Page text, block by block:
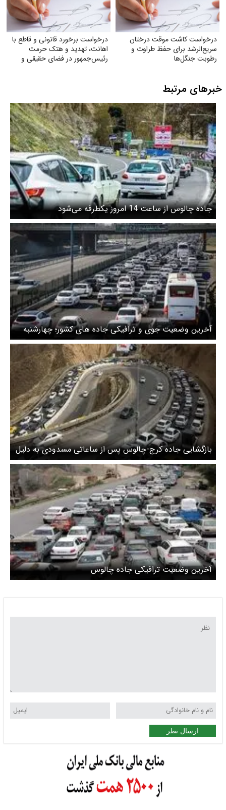
درخواست کاشت موقت درختان
سریع‌الرشد برای حفظ طراوت و
رطوبت جنگل‌ها
درخواست برخورد قانونی و قاطع با
اهانت، تهدید و هتک حرمت
رئیس‌جمهور در فضای حقیقی و
خبرهای مرتبط
جاده چالوس از ساعت 14 امروز یکطرفه می‌شود
آخرین وضعیت جوی و ترافیکی جاده های کشور؛ چهارشنبه
۲۴ بهمن
بازگشایی جاده کرج-چالوس پس از ساعاتی مسدودی به دلیل
شرایط جوی
آخرین وضعیت ترافیکی جاده چالوس
ارسال نظر